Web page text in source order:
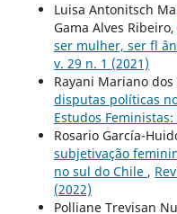
Luisa Antonitsch
Gama Alves Ribeiro,
ser mulher, ser fl
v. 29 n. 1 (2021)
Rayani Mariano dos
disputas políticas
Estudos
Rosario García-
subjetivação
no sul do Chile ,
(2022)
Polliane Trevisan